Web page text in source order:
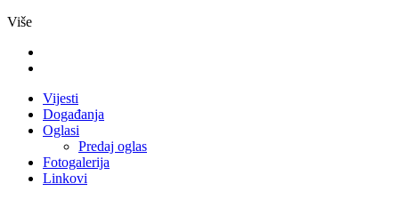
Više
Vijesti
Događanja
Oglasi
Predaj oglas
Fotogalerija
Linkovi